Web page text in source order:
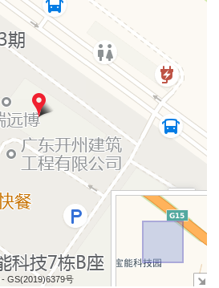
+
- GS(2019)6379号